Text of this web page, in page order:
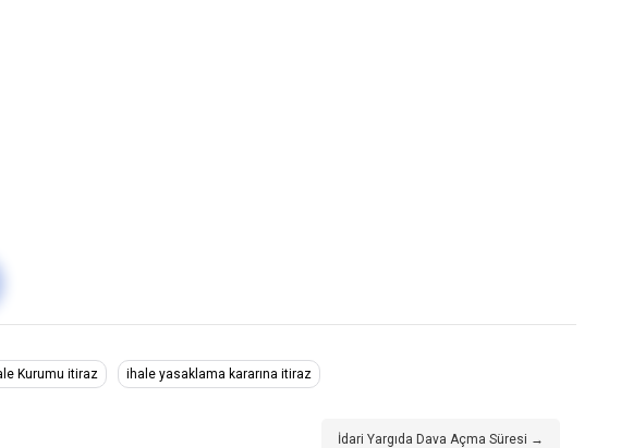
Kurumu itiraz ihale yasaklama kararına itiraz
İdari Yargıda Dava Açma Süresi →